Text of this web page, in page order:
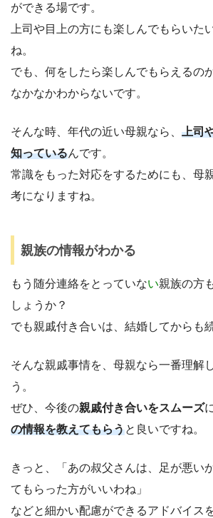
ができる場です。
上司や目上の方にも楽しんでもらいた
ね。
でも、何をしたら楽しんでもらえるの
なかなかわからないです。
そんな時、年代の近い母親なら、 上司
知っているんです。
常識をもった対応をするためにも、母
考になりますね。
親族の情報がわかる
もう随分連絡をとっていない親族の方
しょうか？
でも親戚付き合いは、結婚してからも
そんな親戚事情を、母親なら一番理解
う。
ぜひ、今後の親戚付き合いをスムーズ
の情報を教えてもらうと良いですね。
きっと、「あの叔父さんは、足が悪い
てもらった方がいいわね」
などと細かい配慮ができるアドバイス